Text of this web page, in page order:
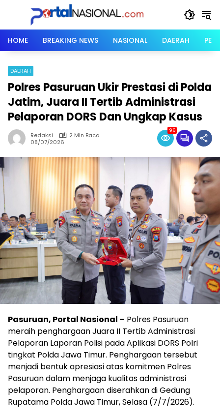
HOME
BREAKING NEWS NASIONAL DAERAH
DAERAH
Polres Pasuruan Ukir Prestasi di Polda
Jatim, Juara II Tertib Administrasi
Pelaporan DORS Dan Ungkap Kasus
Redaksi
2 Min Baca
08/07/2026
96
Pasuruan, Portal Nasional – Polres Pasuruan
meraih penghargaan Juara II Tertib Administrasi
Pelaporan Laporan Polisi pada Aplikasi DORS Polri
tingkat Polda Jawa Timur. Penghargaan tersebut
menjadi bentuk apresiasi atas komitmen Polres
Pasuruan dalam menjaga kualitas administrasi
pelaporan. Penghargaan diserahkan di Gedung
Rupatama Polda Jawa Timur, Selasa (7/7/2026).